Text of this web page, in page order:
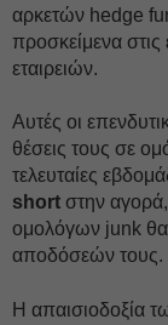
αρκετών hedge
προσκείμενα
εταιρειών.
Αυτές οι
θέσεις τους σε
τελευταίες
short στην αγορά,
ομολόγων junk θα
αποδόσεών τους.
Η απαισιοδοξία